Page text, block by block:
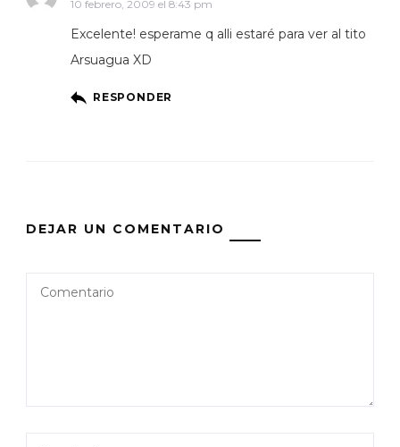
10 febrero, 2009 el 8:43 pm
Excelente! esperame q alli estaré para ver al tito
Arsuagua XD
RESPONDER
DEJAR UN COMENTARIO